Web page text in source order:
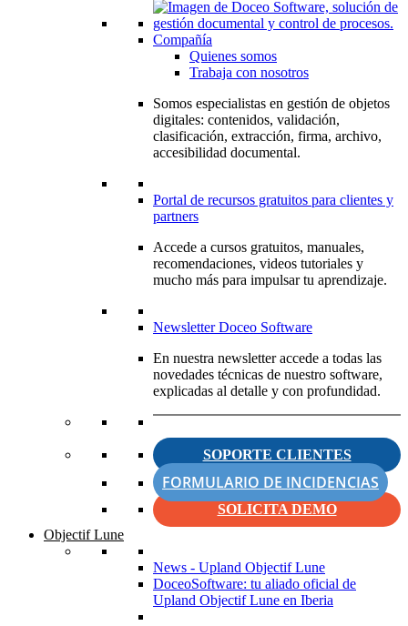
Compañía
Quienes somos
Trabaja con nosotros
Somos especialistas en gestión de objetos
digitales: contenidos, validación,
clasificación, extracción, firma, archivo,
accesibilidad documental.
Portal de recursos gratuitos para clientes y
partners
Accede a cursos gratuitos, manuales,
recomendaciones, videos tutoriales y
mucho más para impulsar tu aprendizaje.
Newsletter Doceo Software
En nuestra newsletter accede a todas las
novedades técnicas de nuestro software,
explicadas al detalle y con profundidad.
SOPORTE CLIENTES
FORMULARIO DE INCIDENCIAS
SOLICITA DEMO
Objectif Lune
News - Upland Objectif Lune
DoceoSoftware: tu aliado oficial de
Upland Objectif Lune en Iberia